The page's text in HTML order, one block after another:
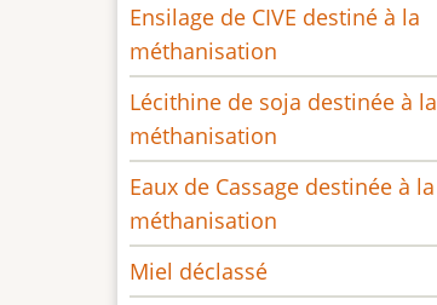
Ensilage de CIVE destiné à la
méthanisation
Lécithine de soja destinée à la
méthanisation
Eaux de Cassage destinée à la
méthanisation
Miel déclassé